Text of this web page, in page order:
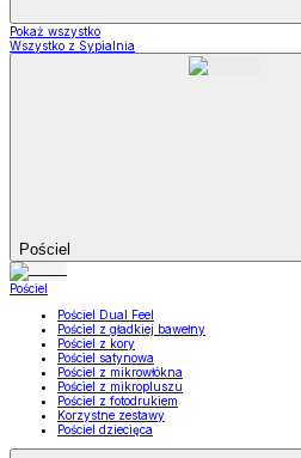
Pokaż wszystko
Wszystko z Sypialnia
Pościel
Pościel
Pościel Dual Feel
Pościel z gładkiej bawełny
Pościel z kory
Pościel satynowa
Pościel z mikrowłókna
Pościel z mikropluszu
Pościel z fotodrukiem
Korzystne zestawy
Pościel dziecięca